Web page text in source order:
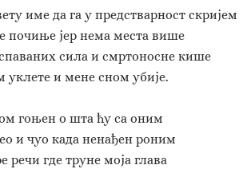
име да га у предстварност скријем
почиње јер нема места више
сила и смртоносне кише
и мене сном убије.
гоњен о шта ћу са оним
и чуо када ненађен роним
речи где труне моја глава